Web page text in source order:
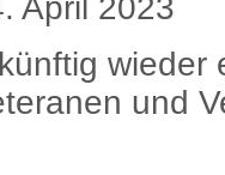
wieder
und